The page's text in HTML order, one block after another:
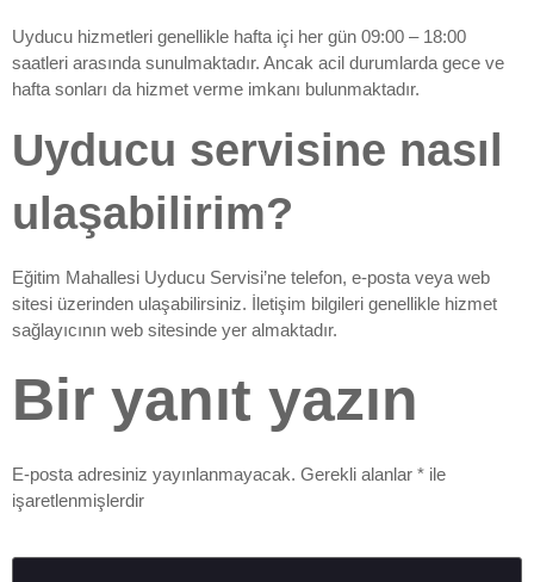
Uyducu hizmetleri genellikle hafta içi her gün 09:00 – 18:00
saatleri arasında sunulmaktadır. Ancak acil durumlarda gece ve
hafta sonları da hizmet verme imkanı bulunmaktadır.
Uyducu servisine nasıl
ulaşabilirim?
Eğitim Mahallesi Uyducu Servisi’ne telefon, e-posta veya web
sitesi üzerinden ulaşabilirsiniz. İletişim bilgileri genellikle hizmet
sağlayıcının web sitesinde yer almaktadır.
Bir yanıt yazın
E-posta adresiniz yayınlanmayacak. Gerekli alanlar * ile
işaretlenmişlerdir